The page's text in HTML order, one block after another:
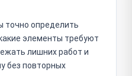
точно определить
элементы требуют
лишних работ и
без повторных